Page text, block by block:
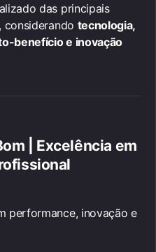
das principais
considerando tecnologia,
benefício e inovação
| Excelência em
performance, inovação e